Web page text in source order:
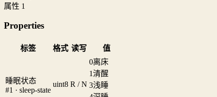
属性 1
Properties
标签 格式 读写 值
睡眠状态
#1 · sleep-state
uint8 R / N
0离床
1清醒
3浅睡